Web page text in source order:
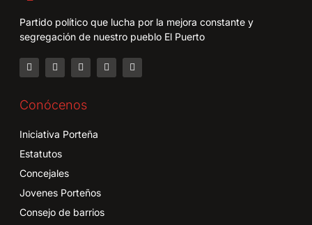
Partido político que lucha por la mejora constante y
segregación de nuestro pueblo El Puerto
Conócenos
Iniciativa Porteña
Estatutos
Concejales
Jovenes Porteños
Consejo de barrios